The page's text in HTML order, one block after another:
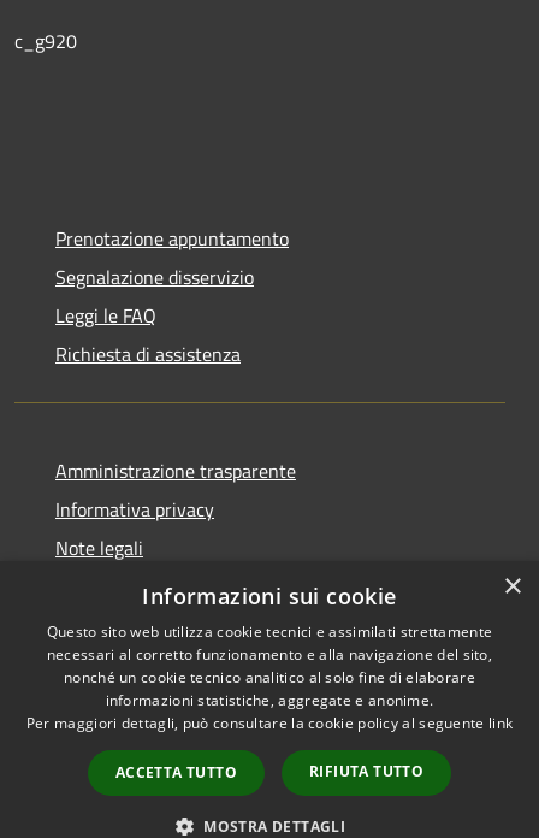
c_g920
Prenotazione appuntamento
Segnalazione disservizio
Leggi le FAQ
Richiesta di assistenza
Amministrazione trasparente
Informativa privacy
Note legali
Dichiarazione di accessibilità
Accessibilità
Copyright © 2026 • Comune di
Porto San Giorgio • Powered by
Municipium•
Accesso
redazione
×
Informazioni sui cookie
Questo sito web utilizza cookie tecnici e assimilati strettamente
necessari al corretto funzionamento e alla navigazione del sito,
nonché un cookie tecnico analitico al solo fine di elaborare
informazioni statistiche, aggregate e anonime.
Per maggiori dettagli, può consultare la cookie policy al seguente link
ACCETTA TUTTO RIFIUTA TUTTO
MOSTRA DETTAGLI